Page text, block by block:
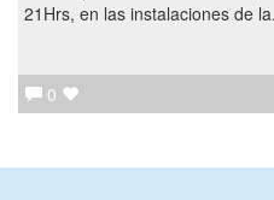
21Hrs, en las instalaciones de
0